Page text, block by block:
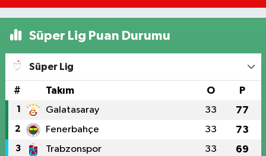
Süper Lig Puan Durumu
Süper Lig
# Takım O P
1 Galatasaray 33 77
2 Fenerbahçe 33 73
3 Trabzonspor 33 69